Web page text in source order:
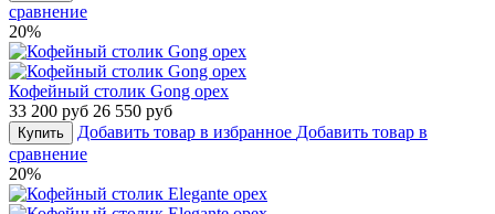
сравнение
20%
Кофейный столик Gong орех
33 200 руб 26 550 руб
Купить Добавить товар в избранное Добавить товар в
сравнение
20%